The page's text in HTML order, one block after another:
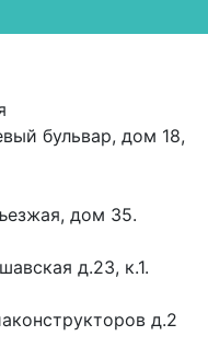
бульвар, дом 18,
дом 35.
д.23, к.1.
д.2